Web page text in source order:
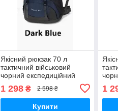
Якісний рюкзак 70 л
тактичний військовий
чорний експедиційний
трекінговий. Синій, 2,
чоловічий
1 298₴ 2 598 ₴
Купити
1